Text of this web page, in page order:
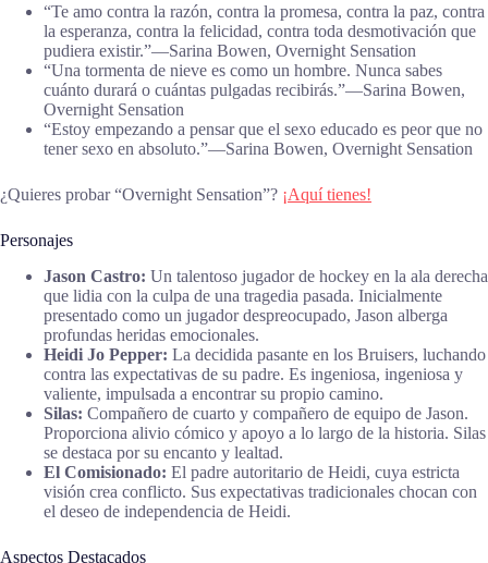
“Te amo contra la razón, contra la promesa, contra la paz, contra
la esperanza, contra la felicidad, contra toda desmotivación que
pudiera existir.”―Sarina Bowen, Overnight Sensation
“Una tormenta de nieve es como un hombre. Nunca sabes
cuánto durará o cuántas pulgadas recibirás.”―Sarina Bowen,
Overnight Sensation
“Estoy empezando a pensar que el sexo educado es peor que no
tener sexo en absoluto.”―Sarina Bowen, Overnight Sensation
¿Quieres probar “Overnight Sensation”? ¡Aquí tienes!
Personajes
Jason Castro: Un talentoso jugador de hockey en la ala derecha
que lidia con la culpa de una tragedia pasada. Inicialmente
presentado como un jugador despreocupado, Jason alberga
profundas heridas emocionales.
Heidi Jo Pepper: La decidida pasante en los Bruisers, luchando
contra las expectativas de su padre. Es ingeniosa, ingeniosa y
valiente, impulsada a encontrar su propio camino.
Silas: Compañero de cuarto y compañero de equipo de Jason.
Proporciona alivio cómico y apoyo a lo largo de la historia. Silas
se destaca por su encanto y lealtad.
El Comisionado: El padre autoritario de Heidi, cuya estricta
visión crea conflicto. Sus expectativas tradicionales chocan con
el deseo de independencia de Heidi.
Aspectos Destacados